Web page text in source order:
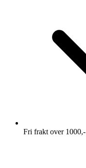
Fri frakt over 1000,-